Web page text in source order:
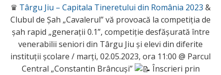
♛ Târgu Jiu – Capitala Tineretului din România 2023 &
Clubul de Șah „Cavalerul” vă provoacă la competiția de
șah rapid „generații 0.1”, competiție desfășurată între
venerabilii seniori din Târgu Jiu și elevi din diferite
instituții școlare / marți, 02.05.2023, ora 11:00 @ Parcul
Central „Constantin Brâncuși”
Înscrieri prin